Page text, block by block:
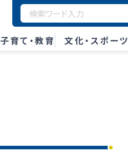
子育て・教育 文化・スポーツ